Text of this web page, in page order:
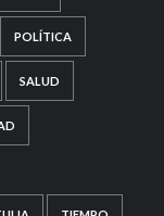
POLÍTICA
SALUD